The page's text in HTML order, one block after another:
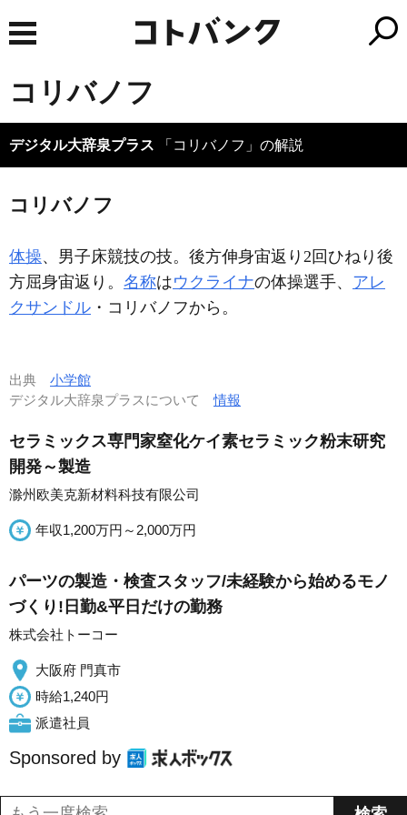
コリバノフ
デジタル大辞泉プラス 「コリバノフ」の解説
コリバノフ
体操、男子床競技の技。後方伸身宙返り2回ひねり後
方屈身宙返り。 名称はウクライナの体操選手、 アレ
クサンドル ・コリバノフから。
出典 小学館
デジタル大辞泉プラスについて情報
セラミックス専門家窒化ケイ素セラミック粉末研究
開発～製造
滁州欧美克新材料科技有限公司
年収1,200万円～2,000万円
パーツの製造・検査スタッフ/未経験から始めるモノ
づくり!日勤&平日だけの勤務
株式会社トーコー
大阪府 門真市
時給1,240円
派遣社員
Sponsored by